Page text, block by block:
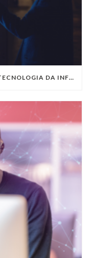
QUAIS SÃO AS TENDÊNCIAS DA TECNOLOGIA DA INFORMAÇÃO PARA 2023?